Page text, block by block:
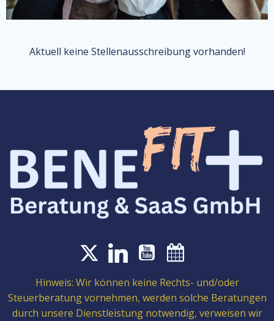
Aktuell keine Stellenausschreibung vorhanden!
Hinweis: Wir können keine Rechts- und/oder
Steuerberatung vornehmen, werden solche Beratungen
durch unsere Dienstleistung notwendig, verweisen wir